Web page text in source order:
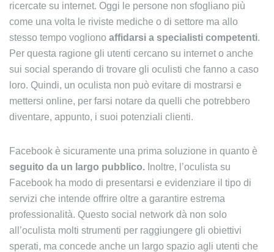
ricercate su internet. Oggi le persone non sfogliano più
come una volta le riviste mediche o di settore ma allo
stesso tempo vogliono affidarsi a specialisti competenti.
Per questa ragione gli utenti cercano su internet o anche
sui social sperando di trovare gli oculisti che fanno a caso
loro. Quindi, un oculista non può evitare di mostrarsi e
mettersi online, per farsi notare da quelli che potrebbero
diventare, appunto, i suoi potenziali clienti.
Facebook è sicuramente una prima soluzione in quanto è
seguito da un largo pubblico. Inoltre, l’oculista su
Facebook ha modo di presentarsi e evidenziare il tipo di
servizi che intende offrire oltre a garantire estrema
professionalità. Questo social network dà non solo
all’oculista molti strumenti per raggiungere gli obiettivi
sperati, ma concede anche un largo spazio agli utenti che